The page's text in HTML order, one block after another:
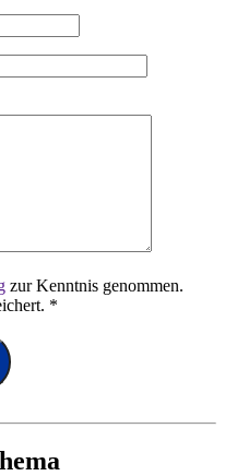
zur Kenntnis genommen.
*